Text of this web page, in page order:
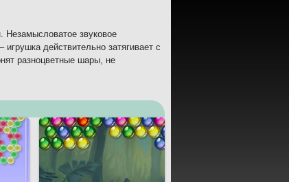
Незамысловатое звуковое
действительно затягивает с
разноцветные шары, не